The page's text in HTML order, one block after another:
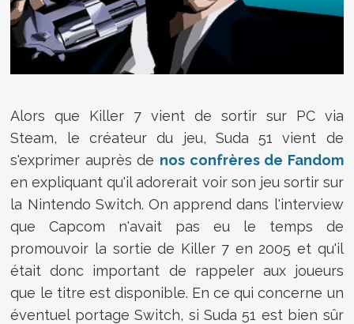
Alors que Killer 7 vient de sortir sur PC via
Steam, le créateur du jeu, Suda 51 vient de
s'exprimer auprès de nos confrères de Fandom
en expliquant qu'il adorerait voir son jeu sortir sur
la Nintendo Switch. On apprend dans l'interview
que Capcom n'avait pas eu le temps de
promouvoir la sortie de Killer 7 en 2005 et qu'il
était donc important de rappeler aux joueurs
que le titre est disponible. En ce qui concerne un
éventuel portage Switch, si Suda 51 est bien sûr